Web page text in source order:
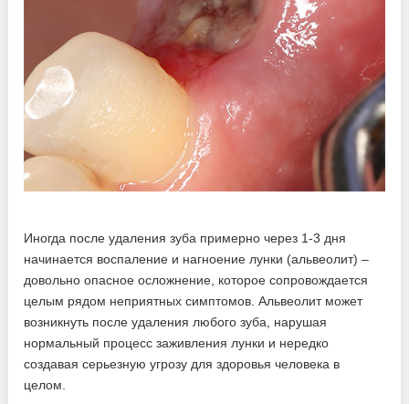
Иногда после удаления зуба примерно через 1-3 дня
начинается воспаление и нагноение лунки (альвеолит) –
довольно опасное осложнение, которое сопровождается
целым рядом неприятных симптомов. Альвеолит может
возникнуть после удаления любого зуба, нарушая
нормальный процесс заживления лунки и нередко
создавая серьезную угрозу для здоровья человека в
целом.